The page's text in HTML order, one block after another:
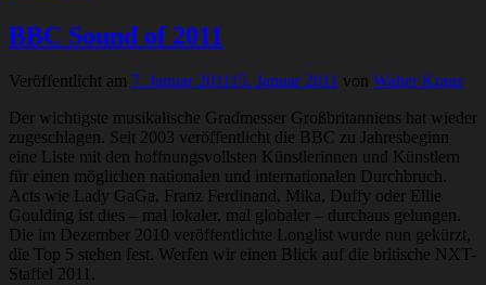
BBC Sound of 2011
Veröffentlicht am 7. Januar 201115. Januar 2011 von Walter Kraus
Der wichtigste musikalische Gradmesser Großbritanniens hat wieder
zugeschlagen. Seit 2003 veröffentlicht die BBC zu Jahresbeginn
eine Liste mit den hoffnungsvollsten Künstlerinnen und Künstlern
für einen möglichen nationalen und internationalen Durchbruch.
Acts wie Lady GaGa, Franz Ferdinand, Mika, Duffy oder Ellie
Goulding ist dies – mal lokaler, mal globaler – durchaus gelungen.
Die im Dezember 2010 veröffentlichte Longlist wurde nun gekürzt,
die Top 5 stehen fest. Werfen wir einen Blick auf die britische NXT-
Staffel 2011.